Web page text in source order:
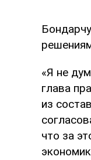
«Я не
глава
из
что за